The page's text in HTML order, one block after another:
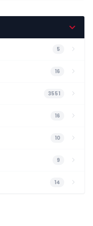
5
16
3551
16
10
9
14